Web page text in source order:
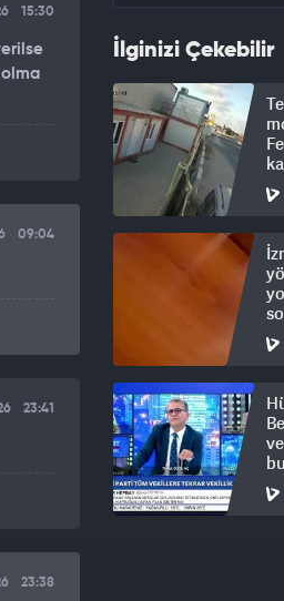
15:30
09:04
23:41
23:38
İlginizi Çekebilir